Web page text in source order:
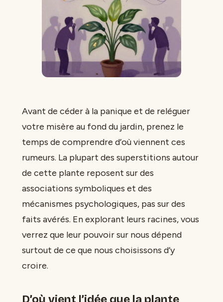
Avant de céder à la panique et de reléguer
votre misère au fond du jardin, prenez le
temps de comprendre d’où viennent ces
rumeurs. La plupart des superstitions autour
de cette plante reposent sur des
associations symboliques et des
mécanismes psychologiques, pas sur des
faits avérés. En explorant leurs racines, vous
verrez que leur pouvoir sur nous dépend
surtout de ce que nous choisissons d’y
croire.
D’où vient l’idée que la plante